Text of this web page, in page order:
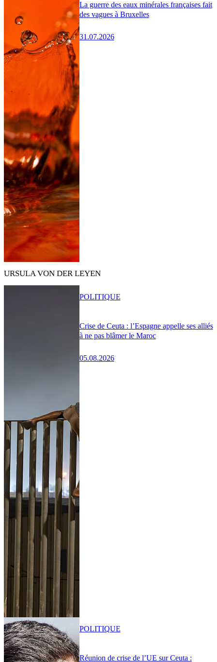
La guerre des eaux minérales françaises fait
des vagues à Bruxelles
31.07.2026
URSULA VON DER LEYEN
Crise de Ceuta : l’Espagne appelle ses alliés
à ne pas blâmer le Maroc
05.08.2026
POLITIQUE
Réunion de crise de l’UE sur Ceuta :
POLITIQUE